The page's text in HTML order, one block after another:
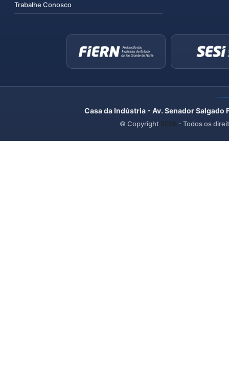
Trabalhe Conosco
Casa da Indústria - Av. Senador
© Copyright 2026 - Todos os